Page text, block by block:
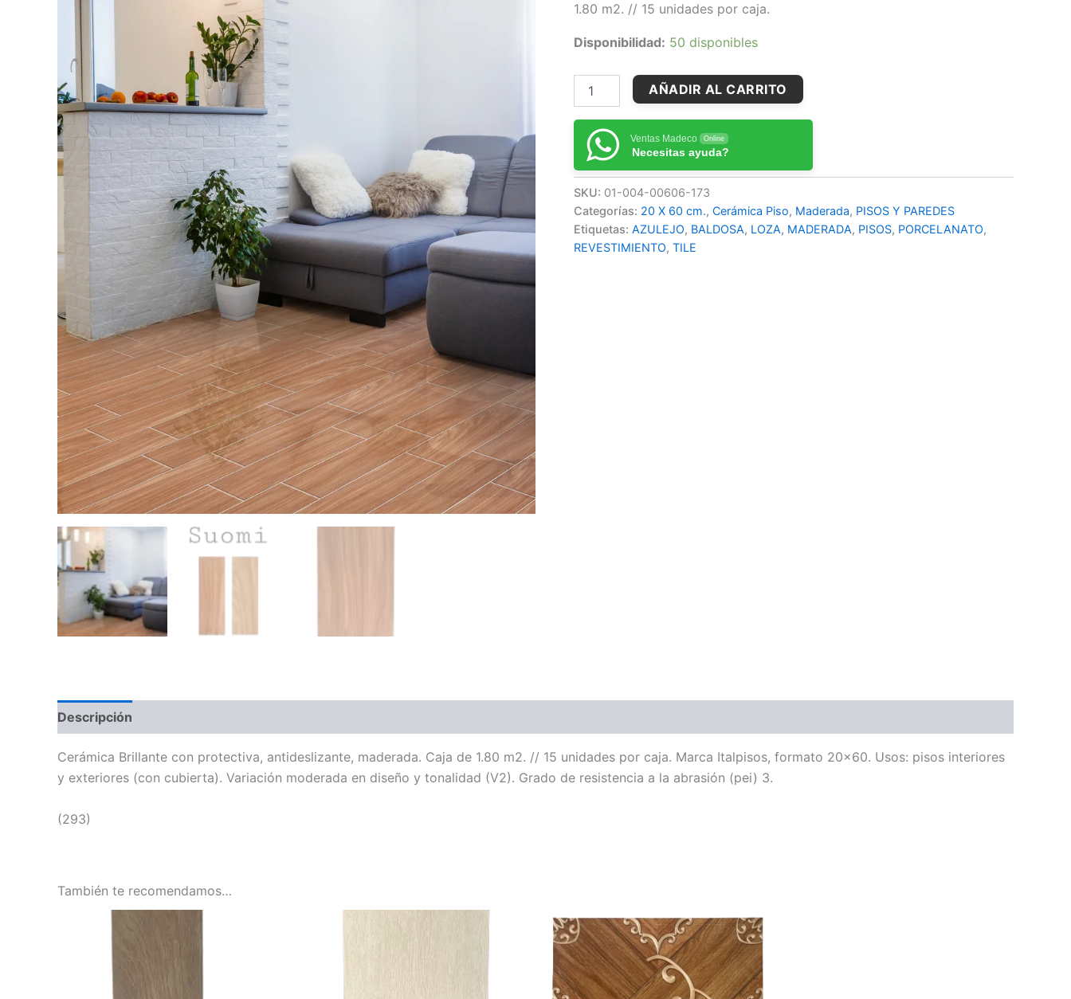
1.80 m2. // 15 unidades por caja.
Disponibilidad: 50 disponibles
AÑADIR AL CARRITO
Ventas Madeco Online
Necesitas ayuda?
SKU: 01-004-00606-173
Categorías: 20 X 60 cm., Cerámica Piso, Maderada, PISOS Y PAREDES
Etiquetas: AZULEJO, BALDOSA, LOZA, MADERADA, PISOS, PORCELANATO,
REVESTIMIENTO, TILE
Descripción
Cerámica Brillante con protectiva, antideslizante, maderada. Caja de 1.80 m2. // 15 unidades por caja. Marca Italpisos, formato 20×60. Usos: pisos interiores
y exteriores (con cubierta). Variación moderada en diseño y tonalidad (V2). Grado de resistencia a la abrasión (pei) 3.
(293)
También te recomendamos…